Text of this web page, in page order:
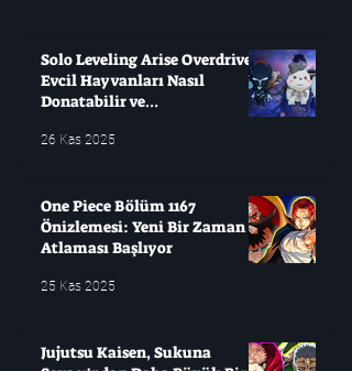
Solo Leveling Arise Overdrive:
Evcil Hayvanları Nasıl
Donatabilir ve
26 Kas 2025
One Piece Bölüm 1167
Önizlemesi: Yeni Bir Zaman
Atlaması Başlıyor
25 Kas 2025
Jujutsu Kaisen, Sukuna